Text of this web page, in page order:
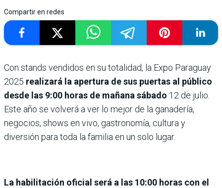
Compartir en redes
Con stands vendidos en su totalidad, la Expo Paraguay
2025 realizará la apertura de sus puertas al público
desde las 9:00 horas de mañana sábado 12 de julio.
Este año se volverá a ver lo mejor de la ganadería,
negocios, shows en vivo, gastronomía, cultura y
diversión para toda la familia en un solo lugar.
La habilitación oficial será a las 10:00 horas con el